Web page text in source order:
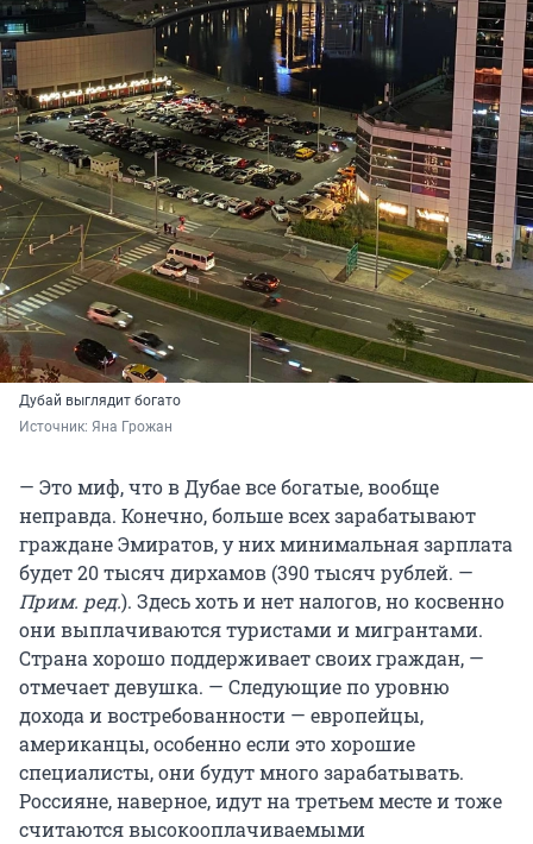
Дубай выглядит богато
Источник: Яна Грожан
— Это миф, что в Дубае все богатые, вообще
неправда. Конечно, больше всех зарабатывают
граждане Эмиратов, у них минимальная зарплата
будет 20 тысяч дирхамов (390 тысяч рублей. —
Прим. ред.). Здесь хоть и нет налогов, но косвенно
они выплачиваются туристами и мигрантами.
Страна хорошо поддерживает своих граждан, —
отмечает девушка. — Следующие по уровню
дохода и востребованности — европейцы,
американцы, особенно если это хорошие
специалисты, они будут много зарабатывать.
Россияне, наверное, идут на третьем месте и тоже
считаются высокооплачиваемыми